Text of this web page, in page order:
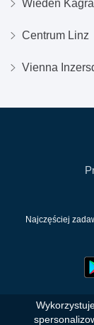
Wiedeń
Centrum Linz
Vienna
Najczęściej